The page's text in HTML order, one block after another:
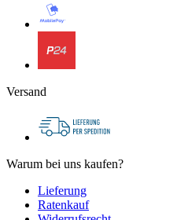
Versand
Warum bei uns kaufen?
Lieferung
Ratenkauf